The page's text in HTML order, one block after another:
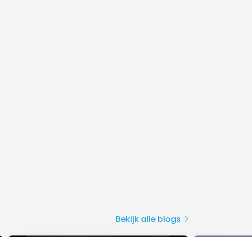
Bekijk alle blogs